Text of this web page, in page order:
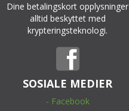
Dine betalingskort opplysninger
alltid beskyttet med
krypteringsteknologi.
SOSIALE MEDIER
- Facebook